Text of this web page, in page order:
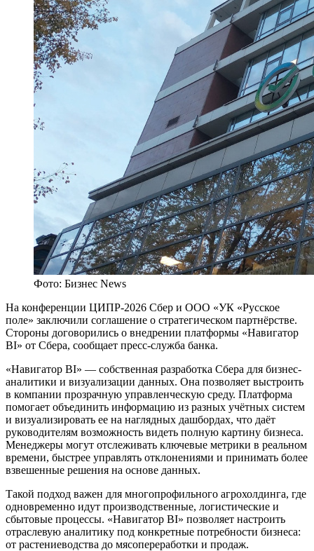
Фото: Бизнес News
На конференции ЦИПР-2026 Сбер и ООО «УК «Русское
поле» заключили соглашение о стратегическом партнёрстве.
Стороны договорились о внедрении платформы «Навигатор
BI» от Сбера, сообщает пресс-служба банка.
«Навигатор BI» — собственная разработка Сбера для бизнес-
аналитики и визуализации данных. Она позволяет выстроить
в компании прозрачную управленческую среду. Платформа
помогает объединить информацию из разных учётных систем
и визуализировать ее на наглядных дашбордах, что даёт
руководителям возможность видеть полную картину бизнеса.
Менеджеры могут отслеживать ключевые метрики в реальном
времени, быстрее управлять отклонениями и принимать более
взвешенные решения на основе данных.
Такой подход важен для многопрофильного агрохолдинга, где
одновременно идут производственные, логистические и
сбытовые процессы. «Навигатор BI» позволяет настроить
отраслевую аналитику под конкретные потребности бизнеса:
от растениеводства до мясопереработки и продаж.